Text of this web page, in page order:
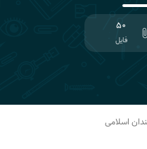
attach_file
۵۰
فایل
اسلامی